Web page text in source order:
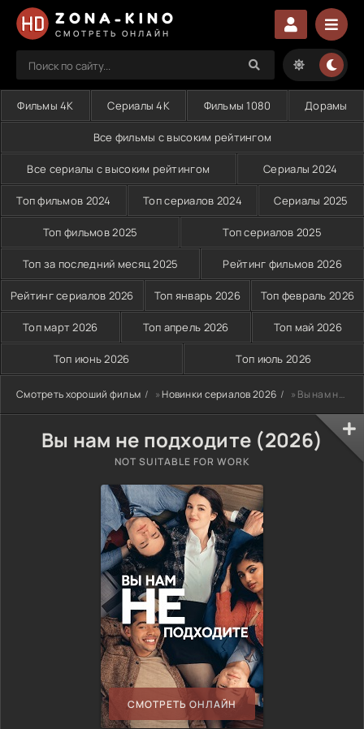
ZONA-KINO
СМОТРЕТЬ ОНЛАЙН
Фильмы 4K Сериалы 4K Фильмы 1080 Дорамы
Все фильмы с высоким рейтингом
Все сериалы с высоким рейтингом Сериалы 2024
Топ фильмов 2024 Топ сериалов 2024 Сериалы 2025
Топ фильмов 2025 Топ сериалов 2025
Топ за последний месяц 2025 Рейтинг фильмов 2026
Рейтинг сериалов 2026 Топ январь 2026 Топ февраль 2026
Топ март 2026 Топ апрель 2026 Топ май 2026
Топ июнь 2026 Топ июль 2026
Смотреть хороший фильм »Новинки сериалов 2026 » Вы нам не подходите (2026)
Вы нам не подходите (2026)
NOT SUITABLE FOR WORK
СМОТРЕТЬ ОНЛАЙН